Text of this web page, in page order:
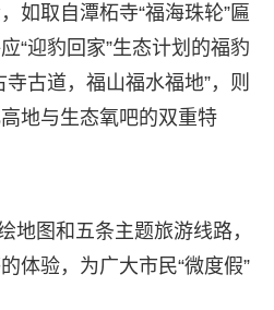
如取自潭柘寺“福海珠轮”匾
“迎豹回家”生态计划的福豹
古道，福山福水福地”，则
地与生态氧吧的双重特
地图和五条主题旅游线路，
体验，为广大市民“微度假”